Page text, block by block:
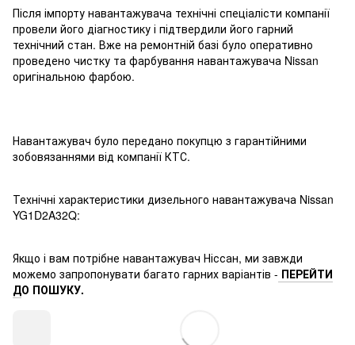
Після імпорту навантажувача технічні спеціалісти компанії
провели його діагностику і підтвердили його гарний
технічний стан. Вже на ремонтній базі було оперативно
проведено чистку та фарбування навантажувача Nissan
оригінальною фарбою.
Навантажувач було передано покупцю з гарантійними
зобовязаннями від компанії КТС.
Технічні характеристики дизельного навантажувача Nissan
YG1D2A32Q:
Якщо і вам потрібне навантажувач Ніссан, ми завжди
можемо запропонувати багато гарних варіантів - ПЕРЕЙТИ
ДО ПОШУКУ.